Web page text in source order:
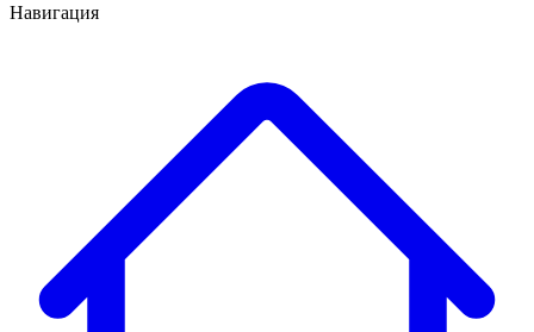
Навигация